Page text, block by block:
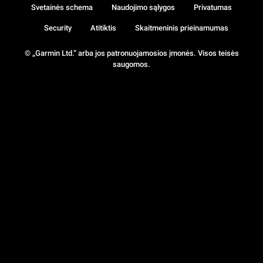
© „Garmin Ltd.“ arba jos patronuojamosios įmonės. Visos teisės
saugomos.
Svetainės schema Naudojimo sąlygos Privatumas
Security Atitiktis Skaitmeninis prieinamumas